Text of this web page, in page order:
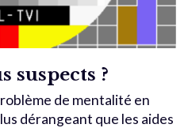
suspects ?
de mentalité en
dérangeant que les aides